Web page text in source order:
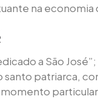
na economia
a São
patriarca,